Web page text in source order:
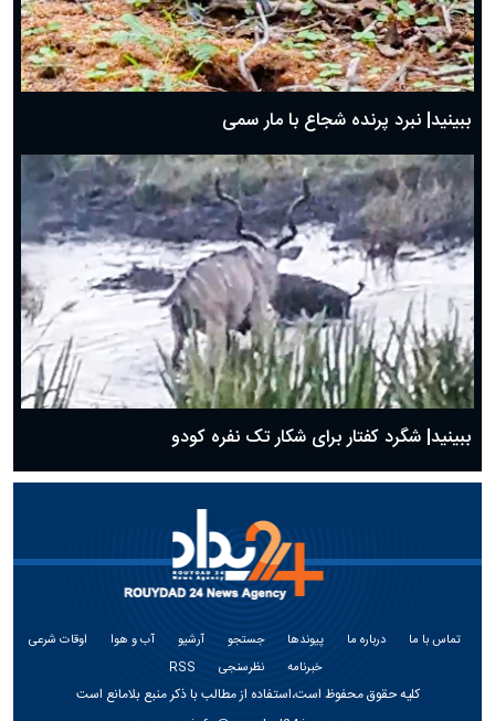
ببینید| نبرد پرنده شجاع با مار سمی
ببینید| شگرد کفتار برای شکار تک نفره کودو
تماس با ما درباره ما پیوندها جستجو آرشیو آب و هوا
اوقات شرعی
خبرنامه
نظرسنجی RSS
کلیه حقوق محفوظ است،استفاده از مطالب با ذکر منبع بلامانع است